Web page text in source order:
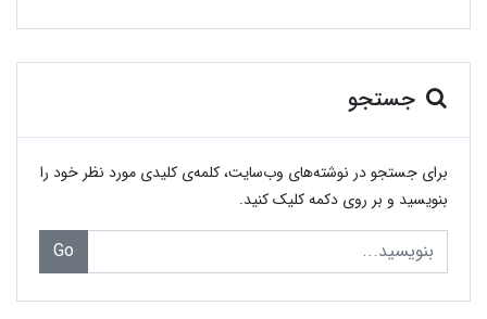
جستجو
برای جستجو در نوشته‌های وب‌سایت، کلمه‌ی کلیدی مورد نظر خود را
بنویسید و بر روی دکمه کلیک کنید.
Go